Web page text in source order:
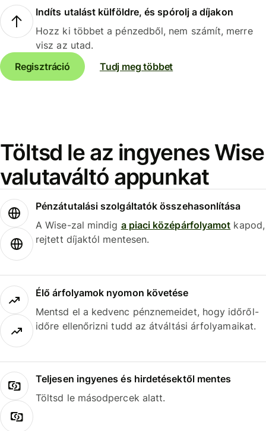
Indíts utalást külföldre, és spórolj a díjakon
Hozz ki többet a pénzedből, nem számít, merre
visz az utad.
Regisztráció
Tudj meg többet
Töltsd le az ingyenes Wise
valutaváltó appunkat
Pénzátutalási szolgáltatók összehasonlítása
A Wise-zal mindig a piaci középárfolyamot kapod,
rejtett díjaktól mentesen.
Élő árfolyamok nyomon követése
Mentsd el a kedvenc pénznemeidet, hogy időről-
időre ellenőrizni tudd az átváltási árfolyamaikat.
Teljesen ingyenes és hirdetésektől mentes
Töltsd le másodpercek alatt.